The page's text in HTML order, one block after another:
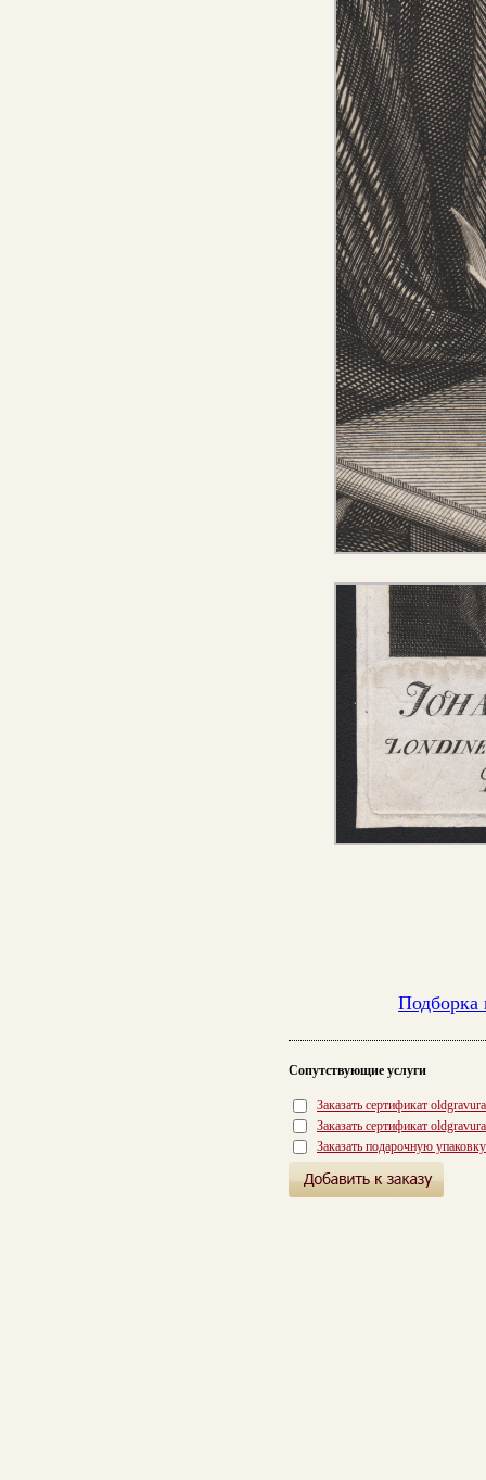
Сопутствующие услуги
Заказать сертификат
Заказать сертификат
Заказать подарочную